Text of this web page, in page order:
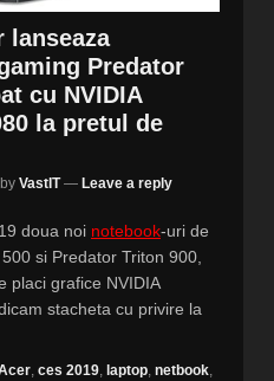
lanseaza
Predator
cu NVIDIA
la pretul de
by VastIT — Leave a reply
doua noi notebook-uri de
si Predator Triton 900,
placi grafice NVIDIA
stacheta cu privire la
, ces 2019, laptop, netbook,